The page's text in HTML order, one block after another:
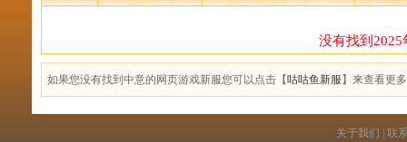
没有找到
如果您没有找到中意的网页游戏新服您可以点击【咕咕鱼新服 】来查看更
关于我们
联